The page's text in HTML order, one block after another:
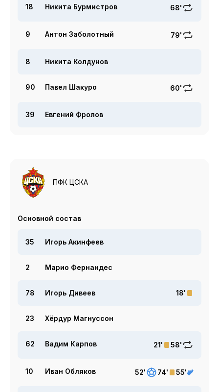
18 Никита Бурмистров 68'
9 Антон Заболотный 79'
8 Никита Колдунов
90 Павел Шакуро 60'
39 Евгений Фролов
ПФК ЦСКА
Основной состав
35 Игорь Акинфеев
2 Марио Фернандес
78 Игорь Дивеев 18'
23 Хёрдур Магнуссон
62 Вадим Карпов 21' 58'
10 Иван Обляков 52' 74' 55'